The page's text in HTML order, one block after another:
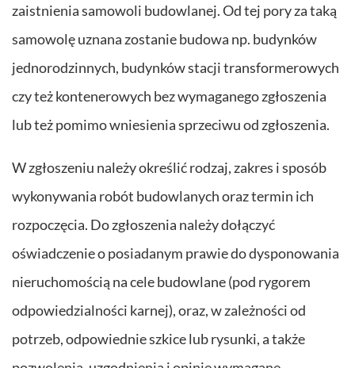
zaistnienia samowoli budowlanej. Od tej pory za taką
samowolę uznana zostanie budowa np. budynków
jednorodzinnych, budynków stacji transformerowych
czy też kontenerowych bez wymaganego zgłoszenia
lub też pomimo wniesienia sprzeciwu od zgłoszenia.
W zgłoszeniu należy określić rodzaj, zakres i sposób
wykonywania robót budowlanych oraz termin ich
rozpoczęcia. Do zgłoszenia należy dołączyć
oświadczenie o posiadanym prawie do dysponowania
nieruchomością na cele budowlane (pod rygorem
odpowiedzialności karnej), oraz, w zależności od
potrzeb, odpowiednie szkice lub rysunki, a także